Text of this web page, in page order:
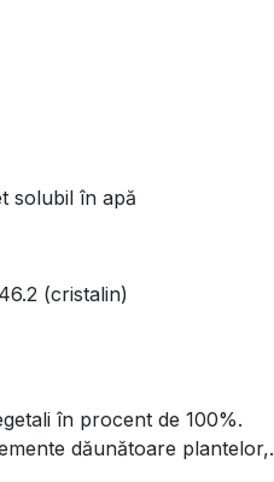
solubil în apă
(cristalin)
în procent de 100%.
dăunătoare plantelor,.